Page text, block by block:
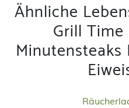
Ähnliche
Grill